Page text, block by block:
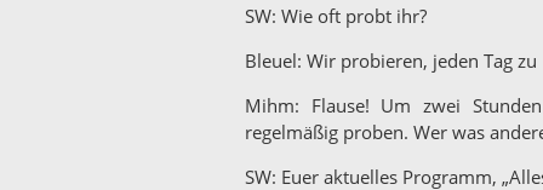
SW: Wie oft probt ihr?
Bleuel: Wir probieren, jeden Tag
Mihm: Flause! Um zwei
regelmäßig proben. Wer was
SW: Euer aktuelles Programm,